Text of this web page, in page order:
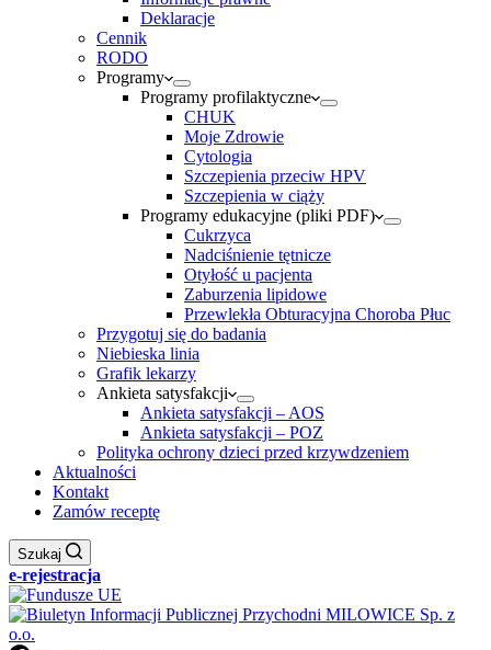
Deklaracje
Cennik
RODO
Programy
Programy profilaktyczne
CHUK
Moje Zdrowie
Cytologia
Szczepienia przeciw HPV
Szczepienia w ciąży
Programy edukacyjne (pliki PDF)
Cukrzyca
Nadciśnienie tętnicze
Otyłość u pacjenta
Zaburzenia lipidowe
Przewlekła Obturacyjna Choroba Płuc
Przygotuj się do badania
Niebieska linia
Grafik lekarzy
Ankieta satysfakcji
Ankieta satysfakcji – AOS
Ankieta satysfakcji – POZ
Polityka ochrony dzieci przed krzywdzeniem
Aktualności
Kontakt
Zamów receptę
Szukaj
e-rejestracja